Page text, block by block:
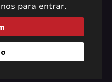
amazing
soon!
para entrar.